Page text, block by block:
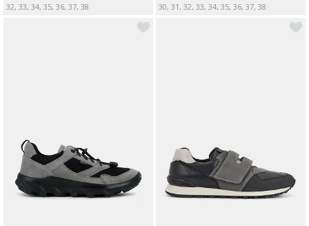
32, 33, 34, 35, 36, 37, 38
30, 31, 32, 33, 34, 35, 36, 37, 38